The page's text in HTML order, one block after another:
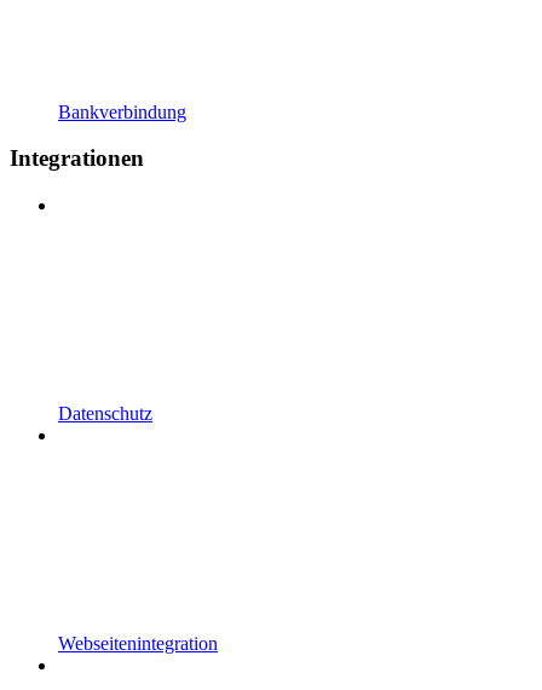
Bankverbindung
Integrationen
Datenschutz
Webseitenintegration